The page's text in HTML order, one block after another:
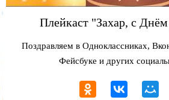
Плейкаст "Захар, с
Поздравляем в Одноклассниках,
Фейсбуке и других